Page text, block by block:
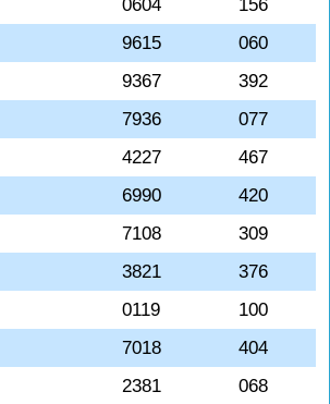
0604
156
9615
060
9367
392
7936
077
4227
467
6990
420
7108
309
3821
376
0119
100
7018
404
2381
068